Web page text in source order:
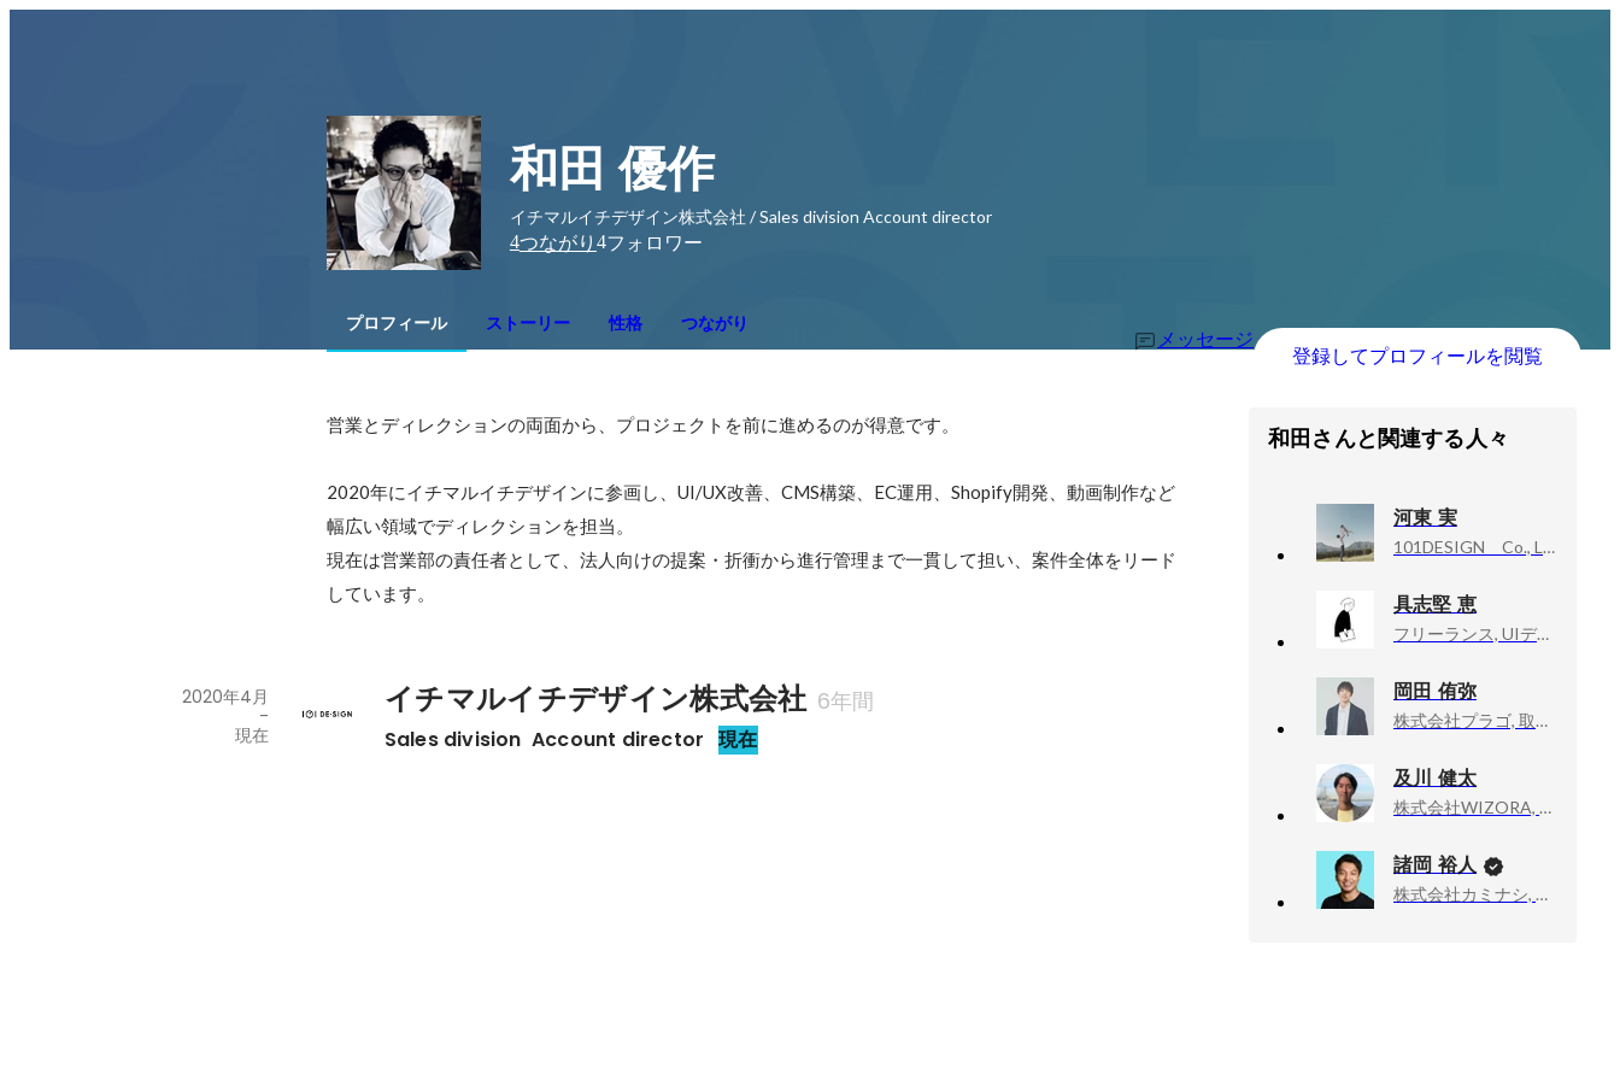
和田 優作
イチマルイチデザイン株式会社 / Sales division Account director
4つながり 4フォロワー
プロフィール ストーリー 性格 つながり
メッセージ
登録してプロフィールを閲覧
営業とディレクションの両面から、プロジェクトを前に進めるのが得意です。
2020年にイチマルイチデザインに参画し、UI/UX改善、CMS構築、EC運用、Shopify開発、動画制作など
幅広い領域でディレクションを担当。
現在は営業部の責任者として、法人向けの提案・折衝から進行管理まで一貫して担い、案件全体をリード
しています。
イチマルイチデザイン株式会社 6年間
Sales division  Account director 現在
2020年4月
-
現在
和田さんと関連する人々
河東 実
101DESIGN Co., Ltd., CEO
具志堅 恵
フリーランス, UIデザイン・グラフィックデザイン・クリエイティブディレクター
岡田 侑弥
株式会社プラゴ, 取締役 CTO
及川 健太
株式会社WIZORA, マーケティング
諸岡 裕人
株式会社カミナシ, 代表取締役